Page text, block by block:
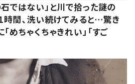
石ではない」と川で拾った謎の
時間、洗い続けてみると…驚き
めちゃくちゃきれい」「すご